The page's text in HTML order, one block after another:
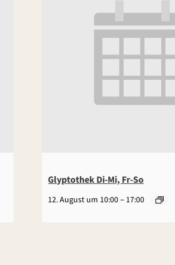
Glyptothek Di-Mi, Fr-So
12. August um 10:00– 17:00